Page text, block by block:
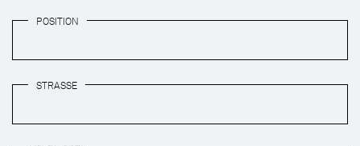
POSITION
STRASSE